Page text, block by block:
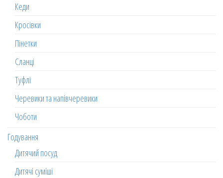
Кеди
Кросівки
Пінетки
Сланці
Туфлі
Черевики та напівчеревики
Чоботи
Годування
Дитячий посуд
Дитячі суміші